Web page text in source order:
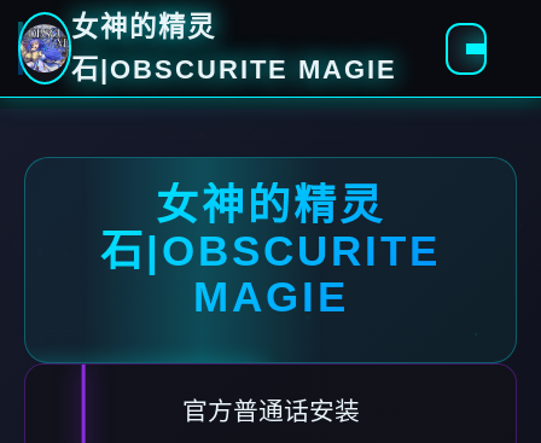
女神的精灵
石|OBSCURITE MAGIE
女神的精灵
石|OBSCURITE
MAGIE
官方普通话安装